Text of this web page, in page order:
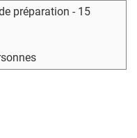
préparation - 15